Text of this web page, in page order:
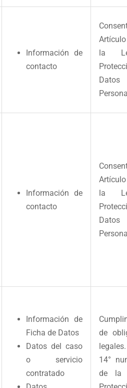
Información de
contacto
la
Datos
Información de
contacto
la
Datos
Información de
Ficha de Datos
Datos del caso
o servicio
contratado
de
14°
de la